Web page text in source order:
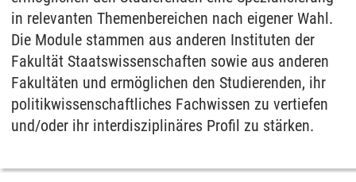
in relevanten Themenbereichen nach eigener Wahl.
Die Module stammen aus anderen Instituten der
Fakultät Staatswissenschaften sowie aus anderen
Fakultäten und ermöglichen den Studierenden, ihr
politikwissenschaftliches Fachwissen zu vertiefen
und/oder ihr interdisziplinäres Profil zu stärken.